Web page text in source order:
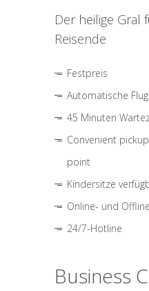
Der heilige Gral
Reisende
Festpreis
Automatische
45 Minuten
Convenient
point
Kindersitze
Online- und
24/7-Hotline
Business